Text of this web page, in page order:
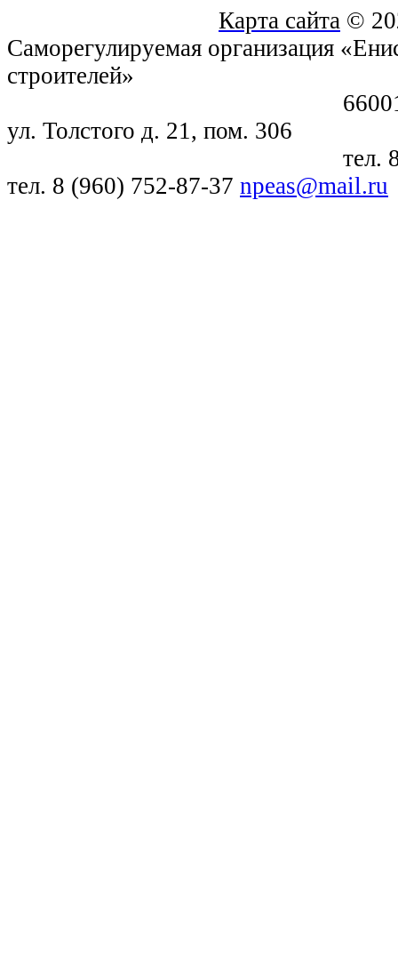
Карта сайта ©
Саморегулируемая организация
строителей»
660018, г.
ул. Толстого д. 21, пом. 306
тел. 8 (391)
тел. 8 (960) 752-87-37 npeas@mail.ru